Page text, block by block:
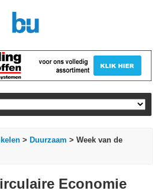
> Duurzaam > Week van de
Economie